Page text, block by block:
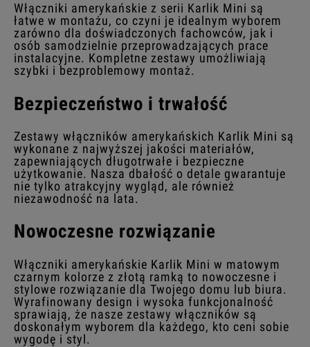
Włączniki amerykańskie z serii Karlik Mini są
łatwe w montażu, co czyni je idealnym wyborem
zarówno dla doświadczonych fachowców, jak i
osób samodzielnie przeprowadzających prace
instalacyjne. Kompletne zestawy umożliwiają
szybki i bezproblemowy montaż.
Bezpieczeństwo i trwałość
Zestawy włączników amerykańskich Karlik Mini są
wykonane z najwyższej jakości materiałów,
zapewniających długotrwałe i bezpieczne
użytkowanie. Nasza dbałość o detale gwarantuje
nie tylko atrakcyjny wygląd, ale również
niezawodność na lata.
Nowoczesne rozwiązanie
Włączniki amerykańskie Karlik Mini w matowym
czarnym kolorze z złotą ramką to nowoczesne i
stylowe rozwiązanie dla Twojego domu lub biura.
Wyrafinowany design i wysoka funkcjonalność
sprawiają, że nasze zestawy włączników są
doskonałym wyborem dla każdego, kto ceni sobie
wygodę i styl.